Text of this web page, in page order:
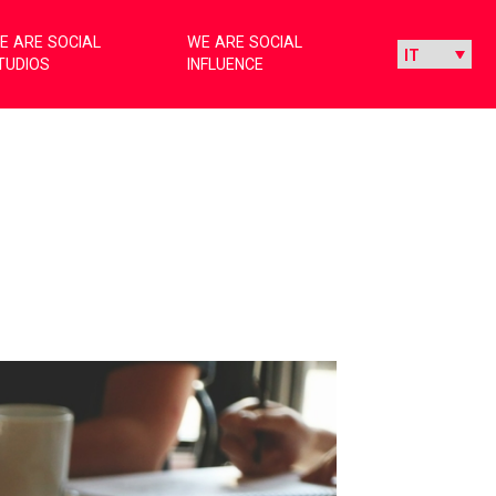
ARE SOCIAL
WE ARE SOCIAL
INFLUENCE